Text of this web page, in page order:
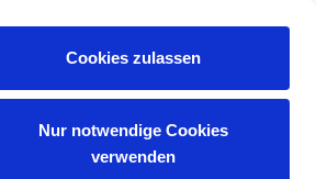
Cookies zulassen
Nur notwendige Cookies
verwenden